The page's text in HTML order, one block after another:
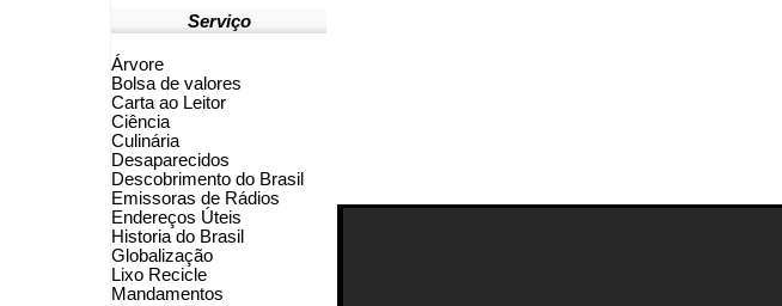
Serviço
Árvore
Bolsa de valores
Carta ao Leitor
Ciência
Culinária
Desaparecidos
Descobrimento do Brasil
Emissoras de Rádios
Endereços Úteis
Historia do Brasil
Globalização
Lixo Recicle
Mandamentos